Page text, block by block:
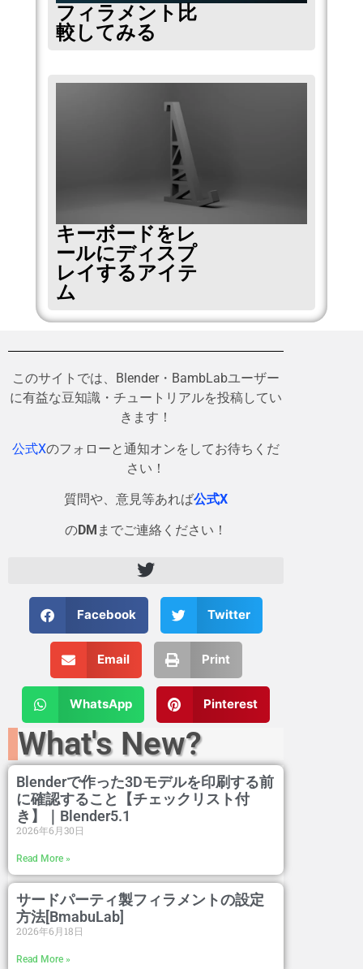
フィラメント比
較してみる
キーボードをレ
ールにディスプ
レイするアイテ
ム
このサイトでは、Blender・BambLabユーザー
に有益な豆知識・チュートリアルを投稿してい
きます！
公式Xのフォローと通知オンをしてお待ちくだ
さい！
質問や、意見等あれば公式X
のDM までご連絡ください！
Facebook Twitter
Email Print
WhatsApp Pinterest
What's New?
Blenderで作った3Dモデルを印刷する前
に確認すること【チェックリスト付
き】｜Blender5.1
2026年6月30日
Read More »
サードパーティ製フィラメントの設定
方法[BmabuLab]
2026年6月18日
Read More »